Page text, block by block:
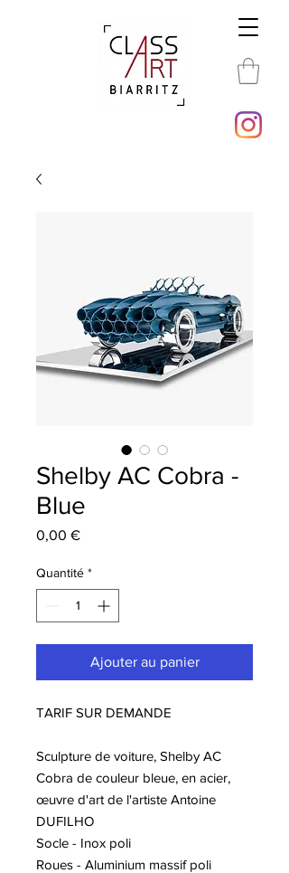
Shelby AC Cobra -
Blue
0,00 €Prix
Quantité *
Ajouter au panier
TARIF SUR DEMANDE
Sculpture de voiture, Shelby AC
Cobra de couleur bleue, en acier,
œuvre d'art de l'artiste Antoine
DUFILHO
Socle - Inox poli
Roues - Aluminium massif poli